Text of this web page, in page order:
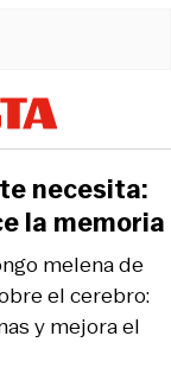
melena de
el cerebro:
y mejora el
necesita:
la memoria